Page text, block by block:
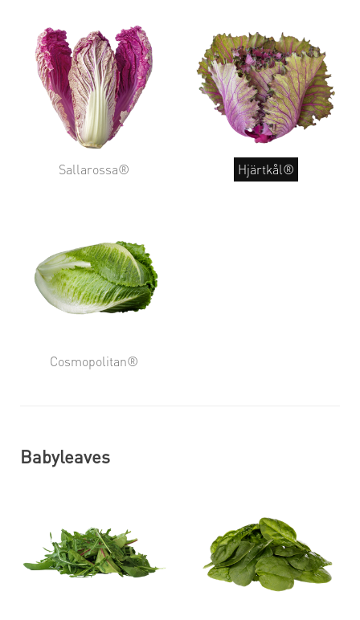
Sallarossa® Hjärtkål®
Cosmopolitan®
Babyleaves